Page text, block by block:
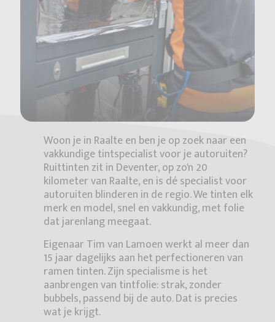
Woon je in Raalte en ben je op zoek naar een
vakkundige tintspecialist voor je autoruiten?
Ruittinten zit in Deventer, op zo'n 20
kilometer van Raalte, en is dé specialist voor
autoruiten blinderen in de regio. We tinten elk
merk en model, snel en vakkundig, met folie
dat jarenlang meegaat.
Eigenaar Tim van Lamoen werkt al meer dan
15 jaar dagelijks aan het perfectioneren van
ramen tinten. Zijn specialisme is het
aanbrengen van tintfolie: strak, zonder
bubbels, passend bij de auto. Dat is precies
wat je krijgt.